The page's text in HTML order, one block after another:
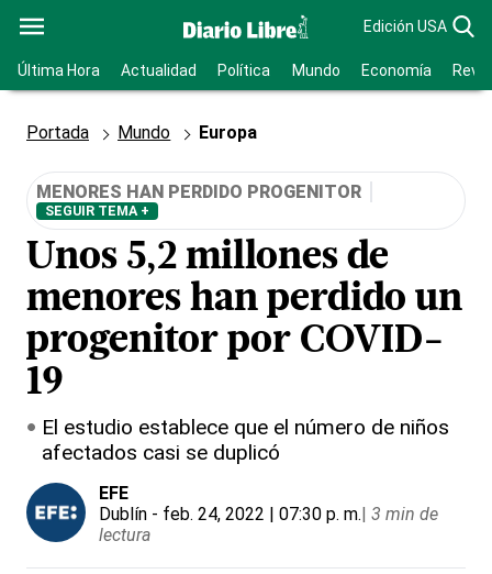
Edición USA
Última Hora Actualidad Política Mundo Economía
Portada Mundo Europa
MENORES HAN PERDIDO PROGENITOR
SEGUIR TEMA +
Unos 5,2 millones de
menores han perdido un
progenitor por COVID-
19
El estudio establece que el número de niños
afectados casi se duplicó
EFE
Dublín - feb. 24, 2022 | 07:30 p. m.| 3 min de
lectura